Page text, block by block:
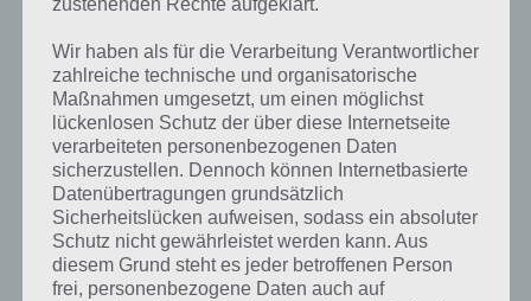
Weiter geht es mit der The Room 2 Kapitel 3 Lösung. Wir befinden
Aufgaben erledigen. Hier finden wir unter anderem einen Bogen,
eine Kiste und vieles mehr. Die Kapitel 3 Lösung haben wir auch hier
vorerst als Video für euch, werden in Kürze das ganze mit Text und
Screenshot vervollständigen.
Zur Kapitel 3 Lösung
Kapitel 4 Lösung
Wir haben als für die Verarbeitung Verantwortlicher
zahlreiche technische und organisatorische
Maßnahmen umgesetzt, um einen möglichst
lückenlosen Schutz der über diese Internetseite
verarbeiteten personenbezogenen Daten
sicherzustellen. Dennoch können Internetbasierte
Datenübertragungen grundsätzlich
Sicherheitslücken aufweisen, sodass ein absoluter
Schutz nicht gewährleistet werden kann. Aus
diesem Grund steht es jeder betroffenen Person
frei, personenbezogene Daten auch auf